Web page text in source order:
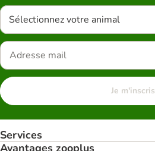
Sélectionnez votre animal
Je m'inscris
Services
Avantages zooplus